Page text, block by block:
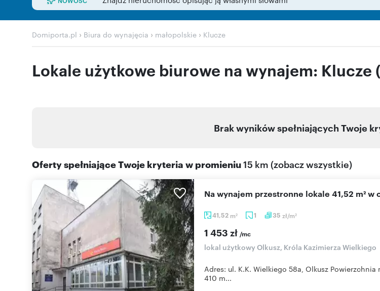
Domiporta.pl › Biura do wynajęcia › małopolskie › Klucze
Lokale użytkowe biurowe na wynajem:
Brak wyników spełniających Twoje
Oferty spełniające Twoje kryteria w promieniu15 km (zobacz wszystkie)
41,52 m2 1 35 zł/m2
Na wynajem przestronne lokale 41,52 m²
1 453 zł /mc
lokal użytkowy Olkusz, Króla Kazimierza Wielkiego
Adres: ul. K.K. Wielkiego 58a, Olkusz
410 m...